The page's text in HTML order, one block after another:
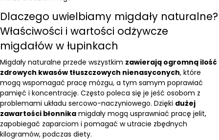
Dlaczego uwielbiamy migdały naturalne?
Właściwości i wartości odżywcze
migdałów w łupinkach
Migdały naturalne przede wszystkim zawierają ogromną ilość
zdrowych kwasów tłuszczowych nienasyconych, które
mogą wspomagać pracę mózgu, a tym samym poprawiać
pamięć i koncentrację. Często poleca się je jeść osobom z
problemami układu sercowo-naczyniowego. Dzięki dużej
zawartości błonnika migdały mogą usprawniać pracę jelit,
zapobiegać zaparciom i pomagać w utracie zbędnych
kilogramów, podczas diety.